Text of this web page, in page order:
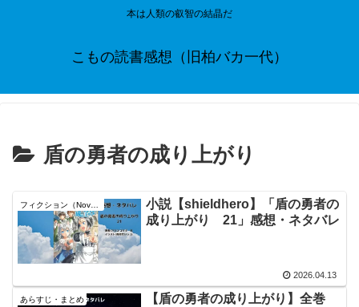
本は人類の叡智の結晶だ
こもの読書感想（旧柏バカ一代）
盾の勇者の成り上がり
フィクション（Novel）
小説【shieldhero】「盾の勇者の
成り上がり 21」感想・ネタバレ
2026.04.13
あらすじ・まとめ
【盾の勇者の成り上がり】全巻